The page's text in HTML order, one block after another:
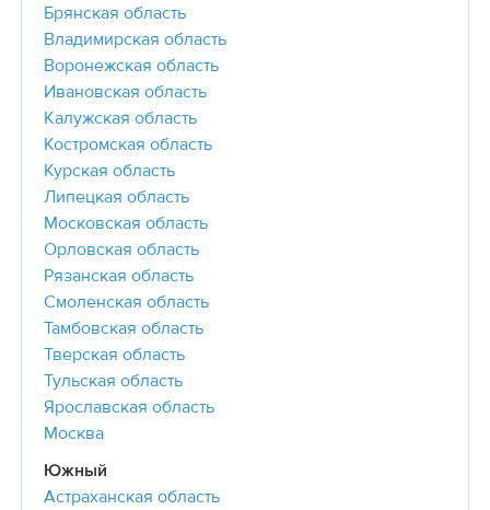
Брянская область
Владимирская область
Воронежская область
Ивановская область
Калужская область
Костромская область
Курская область
Липецкая область
Московская область
Орловская область
Рязанская область
Смоленская область
Тамбовская область
Тверская область
Тульская область
Ярославская область
Москва
Южный
Астраханская область